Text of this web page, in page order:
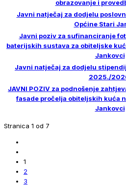
obrazovanje i
Javni natječaj za dodjelu
Općine Stari
Javni poziv za sufinanciranje
baterijskih sustava za obiteljske
Jankovci
Javni natječaj za dodjelu
2025./
JAVNI POZIV za podnošenje
fasade pročelja obiteljskih kuća
Jankovci
Stranica 1 od 7
1
2
3